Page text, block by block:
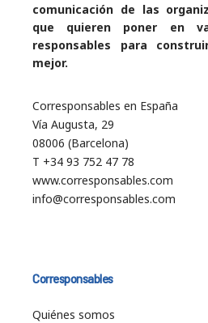
comunicación de las
que quieren poner en
responsables para
mejor.
Corresponsables en España
Vía Augusta, 29
08006 (Barcelona)
T +34 93 752 47 78
www.corresponsables.com
info@corresponsables.com
Corresponsables
Quiénes somos